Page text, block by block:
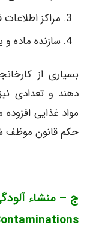
مراکز
سازنده ماده و
بسیاری از
دهند و تعدادی
مواد غذایی
حکم قانون موظف